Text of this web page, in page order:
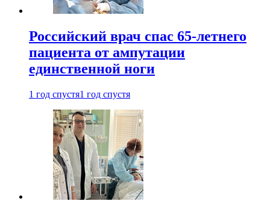
Российский врач спас 65-летнего
пациента от ампутации
единственной ноги
1 год спустя1 год спустя